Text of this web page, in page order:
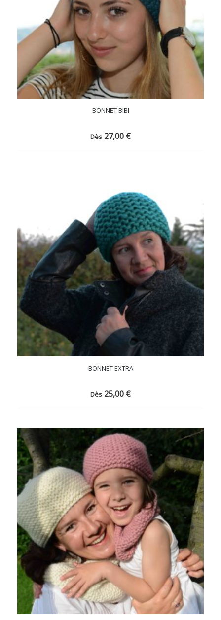
BONNET BIBI
Dès 27,00 €
BONNET EXTRA
Dès 25,00 €